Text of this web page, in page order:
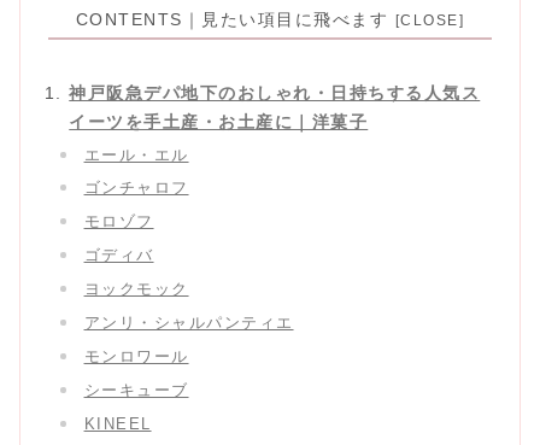
CONTENTS｜見たい項目に飛べます
神戸阪急デパ地下のおしゃれ・日持ちする人気ス
イーツを手土産・お土産に｜洋菓子
エール・エル
ゴンチャロフ
モロゾフ
ゴディバ
ヨックモック
アンリ・シャルパンティエ
モンロワール
シーキューブ
KINEEL